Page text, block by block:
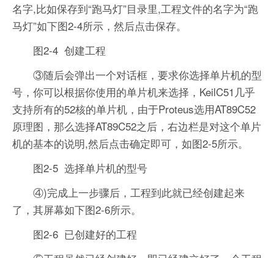
名字,比如保存到“跑马灯”目录里,工程文件的名字为“跑
马灯”如下图2-4所示，然后点击保存。
图2-4 创建工程
③随后会弹出一个对话框，要求你选择单片机的型
号，你可以根据你使用的单片机来选择，KeilC51几乎
支持所有的52核的单片机，由于Proteus选用AT89C52
原理图，那么选择AT89C52之后，右边栏是对这个单片
机的基本的说明,然后点击确定即可，如图2-5所示。
图2-5 选择单片机的型号
④)完成上一步骤后，工程到此就已经创建起来
了，其屏幕如下图2-6所示。
图2-6 已创建好的工程